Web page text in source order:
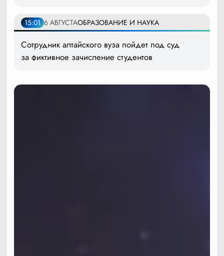
15:01 6 АВГУСТАОБРАЗОВАНИЕ И НАУКА
Сотрудник алтайского вуза пойдет под суд
за фиктивное зачисление студентов